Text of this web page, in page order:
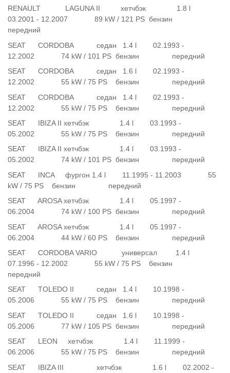
RENAULT LAGUNA II хетчбэк 1.8 l
03.2001 - 12.2007 89 kW / 121 PS бензин
передний
SEAT CORDOBA седан 1.4 l 02.1993 -
12.2002 74 kW / 101 PS бензин передний
SEAT CORDOBA седан 1.6 l 02.1993 -
12.2002 55 kW / 75 PS бензин передний
SEAT CORDOBA седан 1.4 l 02.1993 -
12.2002 55 kW / 75 PS бензин передний
SEAT IBIZA II хетчбэк 1.4 l 03.1993 -
05.2002 55 kW / 75 PS бензин передний
SEAT IBIZA II хетчбэк 1.4 l 03.1993 -
05.2002 74 kW / 101 PS бензин передний
SEAT INCA фургон 1.4 l 11.1995 - 11.2003 55
kW / 75 PS бензин передний
SEAT AROSA хетчбэк 1.4 l 05.1997 -
06.2004 74 kW / 100 PS бензин передний
SEAT AROSA хетчбэк 1.4 l 05.1997 -
06.2004 44 kW / 60 PS бензин передний
SEAT CORDOBA VARIO универсал 1.4 l
07.1996 - 12.2002 55 kW / 75 PS бензин
передний
SEAT TOLEDO II седан 1.4 l 10.1998 -
05.2006 55 kW / 75 PS бензин передний
SEAT TOLEDO II седан 1.6 l 10.1998 -
05.2006 77 kW / 105 PS бензин передний
SEAT LEON хетчбэк 1.4 l 11.1999 -
06.2006 55 kW / 75 PS бензин передний
SEAT IBIZA III хетчбэк 1.6 l 02.2002 -